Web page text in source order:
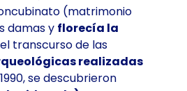
(matrimonio
damas y florecía la
el transcurso de las
realizadas
1990, se descubrieron